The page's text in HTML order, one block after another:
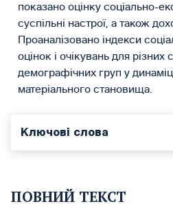
показано оцінку соціально-
суспільні настрої, а також
Проаналізовано індекси
оцінок і очікувань для різних
демографічних груп у
матеріального становища.
Ключові слова
ПОВНИЙ ТЕКСТ